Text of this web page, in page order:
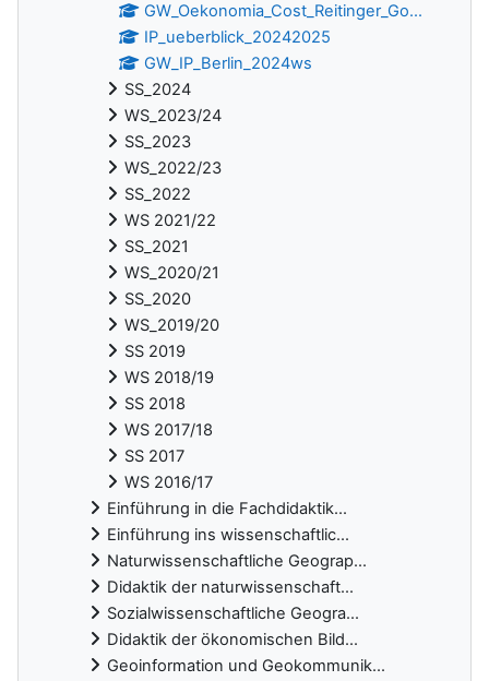
GW_Oekonomia_Cost_Reitinger_Go...
IP_ueberblick_20242025
GW_IP_Berlin_2024ws
SS_2024
WS_2023/24
SS_2023
WS_2022/23
SS_2022
WS 2021/22
SS_2021
WS_2020/21
SS_2020
WS_2019/20
SS 2019
WS 2018/19
SS 2018
WS 2017/18
SS 2017
WS 2016/17
Einführung in die Fachdidaktik...
Einführung ins wissenschaftlic...
Naturwissenschaftliche Geograp...
Didaktik der naturwissenschaft...
Sozialwissenschaftliche Geogra...
Didaktik der ökonomischen Bild...
Geoinformation und Geokommunik...